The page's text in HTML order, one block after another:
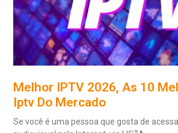
Melhor IPTV 2026, As 10
Iptv Do Mercado
Se você é uma pessoa que gosta de